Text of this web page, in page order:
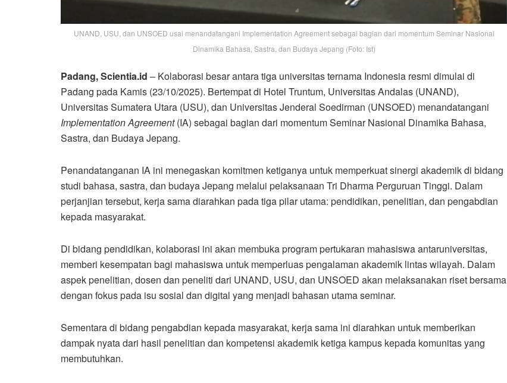
UNAND, USU, dan UNSOED usai menandatangani Implementation Agreement sebagai bagian dari momentum Seminar Nasional
Dinamika Bahasa, Sastra, dan Budaya Jepang (Foto: Ist)
Padang, Scientia.id – Kolaborasi besar antara tiga universitas ternama Indonesia resmi dimulai di
Padang pada Kamis (23/10/2025). Bertempat di Hotel Truntum, Universitas Andalas (UNAND),
Universitas Sumatera Utara (USU), dan Universitas Jenderal Soedirman (UNSOED) menandatangani
Implementation Agreement(IA) sebagai bagian dari momentum Seminar Nasional Dinamika Bahasa,
Sastra, dan Budaya Jepang.
Penandatanganan IA ini menegaskan komitmen ketiganya untuk memperkuat sinergi akademik di bidang
studi bahasa, sastra, dan budaya Jepang melalui pelaksanaan Tri Dharma Perguruan Tinggi. Dalam
perjanjian tersebut, kerja sama diarahkan pada tiga pilar utama: pendidikan, penelitian, dan pengabdian
kepada masyarakat.
Di bidang pendidikan, kolaborasi ini akan membuka program pertukaran mahasiswa antaruniversitas,
memberi kesempatan bagi mahasiswa untuk memperluas pengalaman akademik lintas wilayah. Dalam
aspek penelitian, dosen dan peneliti dari UNAND, USU, dan UNSOED akan melaksanakan riset bersama
dengan fokus pada isu sosial dan digital yang menjadi bahasan utama seminar.
Sementara di bidang pengabdian kepada masyarakat, kerja sama ini diarahkan untuk memberikan
dampak nyata dari hasil penelitian dan kompetensi akademik ketiga kampus kepada komunitas yang
membutuhkan.